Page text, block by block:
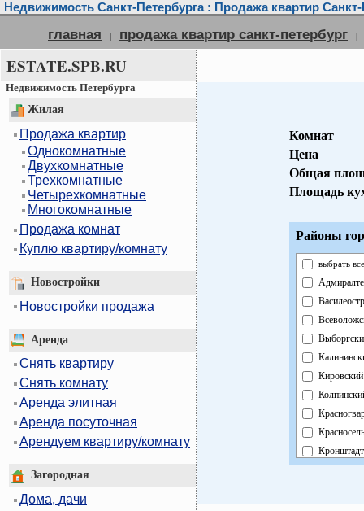
Недвижимость Санкт-Петербурга : Продажа квартир Санкт-
главная | продажа квартир санкт-петербург |
ESTATE.SPB.RU
Недвижимость Петербурга
Жилая
Продажа квартир
Однокомнатные
Двухкомнатные
Трехкомнатные
Четырехкомнатные
Многокомнатные
Продажа комнат
Куплю квартиру/комнату
Новостройки
Новостройки продажа
Аренда
Снять квартиру
Снять комнату
Аренда элитная
Аренда посуточная
Арендуем квартиру/комнату
Загородная
Дома, дачи
Комнат
Цена
Общая
Площадь
Районы
выбрать все
Кировский